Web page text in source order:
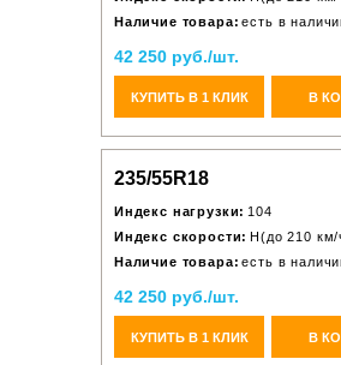
Наличие товара: есть в
42 250 руб./шт.
КУПИТЬ В 1 КЛИК В
235/55R18
Индекс нагрузки: 104
Индекс скорости: H(до 210 км/
Наличие товара: есть в
42 250 руб./шт.
КУПИТЬ В 1 КЛИК В